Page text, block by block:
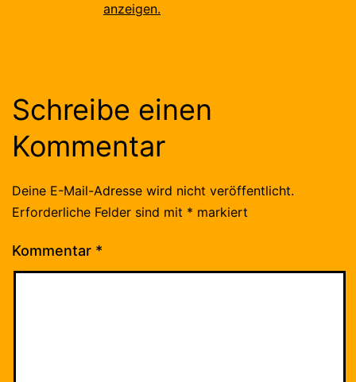
anzeigen.
Schreibe einen
Kommentar
Deine E-Mail-Adresse wird nicht veröffentlicht.
Erforderliche Felder sind mit * markiert
Kommentar *